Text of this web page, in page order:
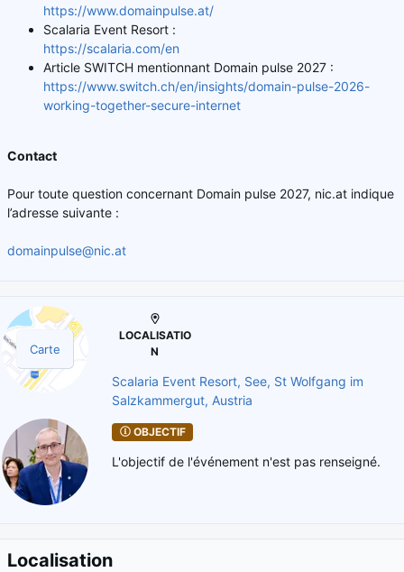
https://www.domainpulse.at/
Scalaria Event Resort :
https://scalaria.com/en
Article SWITCH mentionnant Domain pulse 2027 :
https://www.switch.ch/en/insights/domain-pulse-2026-
working-together-secure-internet
Contact
Pour toute question concernant Domain pulse 2027, nic.at indique
l’adresse suivante :
domainpulse@nic.at
Carte
LOCALISATIO
N
Scalaria Event Resort, See, St Wolfgang im
Salzkammergut, Austria
OBJECTIF
L'objectif de l'événement n'est pas renseigné.
Localisation